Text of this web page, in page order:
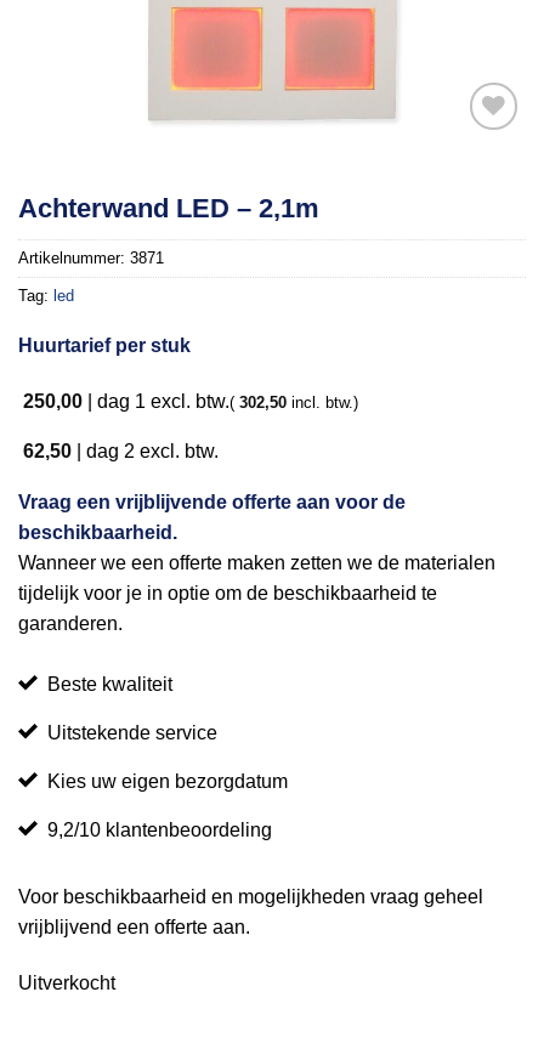
verlanglijst
Achterwand LED – 2,1m
Artikelnummer: 3871
Tag: led
Huurtarief per stuk
250,00 dag 1 excl. btw.( 302,50 incl. btw.)
62,50 dag 2 excl. btw.
Vraag een vrijblijvende offerte aan voor de
beschikbaarheid.
Wanneer we een offerte maken zetten we de materialen
tijdelijk voor je in optie om de beschikbaarheid te
garanderen.
Beste kwaliteit
Uitstekende service
Kies uw eigen bezorgdatum
9,2/10 klantenbeoordeling
Voor beschikbaarheid en mogelijkheden vraag geheel
vrijblijvend een offerte aan.
Uitverkocht